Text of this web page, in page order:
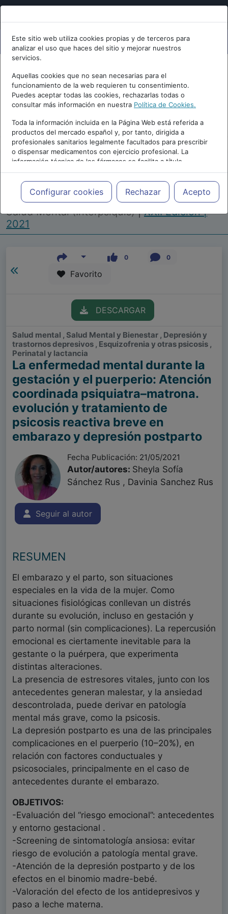
Este sitio web utiliza cookies propias y de terceros para
analizar el uso que haces del sitio y mejorar nuestros
servicios.
Aquellas cookies que no sean necesarias para el
funcionamiento de la web requieren tu consentimiento.
Puedes aceptar todas las cookies, rechazarlas todas o
consultar más información en nuestra Política de Cookies.
Toda la información incluida en la Página Web está referida a
productos del mercado español y, por tanto, dirigida a
profesionales sanitarios legalmente facultados para prescribir
o dispensar medicamentos con ejercicio profesional. La
información técnica de los fármacos se facilita a título
meramente informativo, siendo responsabilidad de los
profesionales facultados prescribir medicamentos y decidir, en
cada caso concreto, el tratamiento más adecuado a las
necesidades del paciente.
Configurar cookies Rechazar Acepto
Repositorio de Artículos |Congreso Virtual
Internacional de Psiquiatría, Psicología y
Salud Mental (Interpsiquis)|XXII Edición |
2021
0 0
Favorito
DESCARGAR
Salud mental , Salud Mental y Bienestar , Depresión y
trastornos depresivos , Esquizofrenia y otras psicosis ,
Perinatal y lactancia
La enfermedad mental durante la
gestación y el puerperio: Atención
coordinada psiquiatra–matrona.
evolución y tratamiento de
psicosis reactiva breve en
embarazo y depresión postparto
Fecha Publicación: 21/05/2021
Autor/autores: Sheyla Sofía
Sánchez Rus , Davinia Sanchez Rus
Seguir al autor
RESUMEN
El embarazo y el parto, son situaciones
especiales en la vida de la mujer. Como
situaciones fisiológicas conllevan un distrés
durante su evolución, incluso en gestación y
parto normal (sin complicaciones). La repercusión
emocional es ciertamente inevitable para la
gestante o la puérpera, que experimenta
distintas alteraciones.
La presencia de estresores vitales, junto con los
antecedentes generan malestar, y la ansiedad
descontrolada, puede derivar en patología
mental más grave, como la psicosis.
La depresión postparto es una de las principales
complicaciones en el puerperio (10–20%), en
relación con factores conductuales y
psicosociales, principalmente en el caso de
antecedentes durante el embarazo.
OBJETIVOS:
-Evaluación del “riesgo emocional”: antecedentes
y entorno gestacional .
-Screening de sintomatología ansiosa: evitar
riesgo de evolución a patología mental grave.
-Atención de la depresión postparto y de los
efectos en el binomio madre-bebé.
-Valoración del efecto de los antidepresivos y
paso a leche materna.